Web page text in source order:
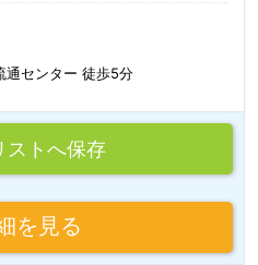
通センター 徒歩5分
トへ保存
を見る